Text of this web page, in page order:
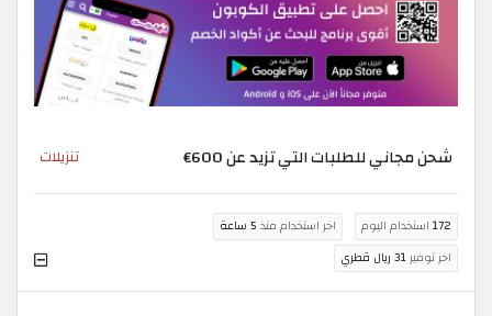
شحن مجاني للطلبات التي تزيد عن 600€ تنزيلات
172 استخدام اليوم اخر استخدام منذ 5 ساعة
اخر توفير31 ريال قطري